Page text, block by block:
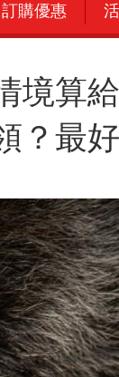
訂購優惠
境算
？最